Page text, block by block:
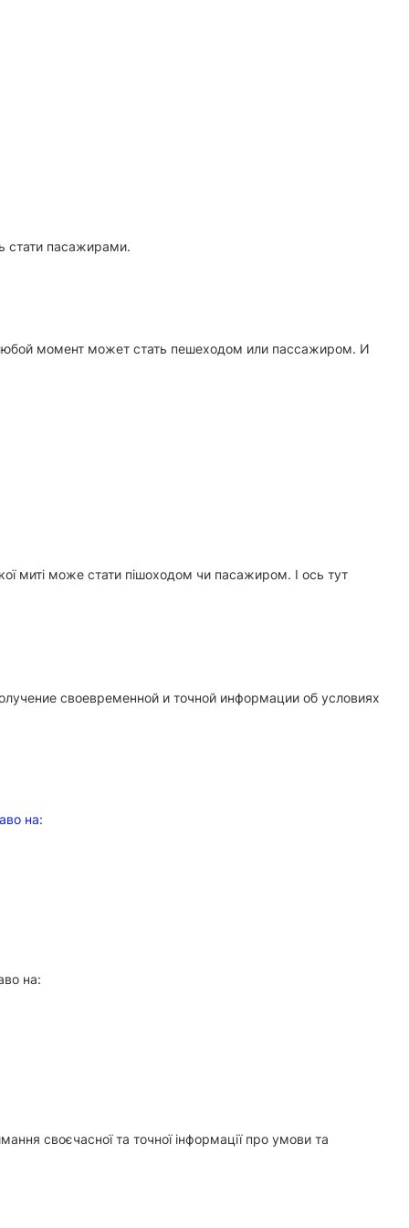
стати пасажирами.
момент может стать пешеходом или пассажиром. И
миті може стати пішоходом чи пасажиром. І ось тут
своевременной и точной информации об условиях
на:
на:
своєчасної та точної інформації про умови та